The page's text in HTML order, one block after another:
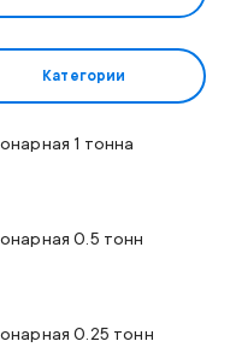
Категории
1т
6м
DF10L1-1000H6
1 тонна
0.5 тонн
0.25 тонн